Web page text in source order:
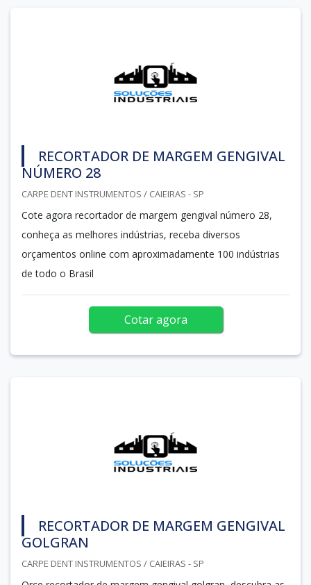
RECORTADOR DE MARGEM GENGIVAL
NÚMERO 28
CARPE DENT INSTRUMENTOS / CAIEIRAS - SP
Cote agora recortador de margem gengival número 28,
conheça as melhores indústrias, receba diversos
orçamentos online com aproximadamente 100 indústrias
de todo o Brasil
Cotar agora
RECORTADOR DE MARGEM GENGIVAL
GOLGRAN
CARPE DENT INSTRUMENTOS / CAIEIRAS - SP